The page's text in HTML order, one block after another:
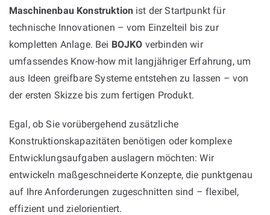
Maschinenbau Konstruktion ist der Startpunkt für
technische Innovationen – vom Einzelteil bis zur
kompletten Anlage. Bei BOJKO verbinden wir
umfassendes Know-how mit langjähriger Erfahrung, um
aus Ideen greifbare Systeme entstehen zu lassen – von
der ersten Skizze bis zum fertigen Produkt.
Egal, ob Sie vorübergehend zusätzliche
Konstruktionskapazitäten benötigen oder komplexe
Entwicklungsaufgaben auslagern möchten: Wir
entwickeln maßgeschneiderte Konzepte, die punktgenau
auf Ihre Anforderungen zugeschnitten sind – flexibel,
effizient und zielorientiert.